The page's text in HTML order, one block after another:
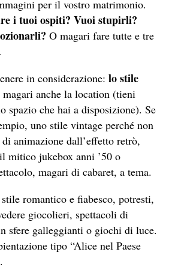
per il vostro matrimonio.
i tuoi ospiti? Vuoi stupirli?
O magari fare tutte e tre
in considerazione: lo stile
magari anche la location (tieni
spazio che hai a disposizione). Se
uno stile vintage perché non
animazione dall’effetto retrò,
mitico jukebox anni ’50 o
magari di cabaret, a tema.
romantico e fiabesco, potresti,
giocolieri, spettacoli di
sfere galleggianti o giochi di luce.
tipo “Alice nel Paese